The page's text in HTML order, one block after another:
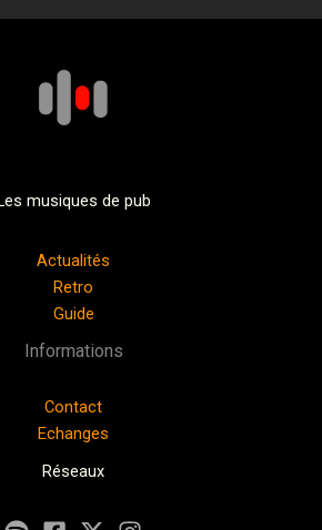
musiques de pub
Actualités
Retro
Guide
Informations
Contact
Echanges
Réseaux